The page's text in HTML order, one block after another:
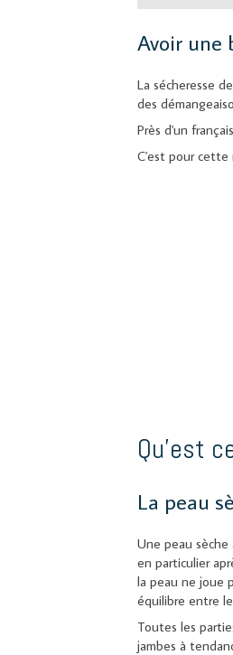
Avoir une
La sécheresse
des
Près d'un
C'est pour cette
Qu'est
La peau
Une peau sèche
en particulier
la peau ne joue
équilibre entre
Toutes les
jambes à